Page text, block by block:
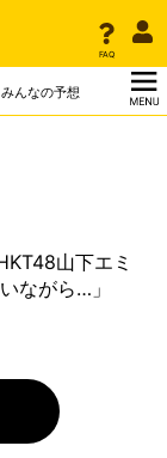
FAQ
みんなの予想
山下エミ
ながら…」
FAQ
みんなの予想